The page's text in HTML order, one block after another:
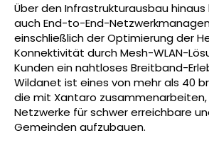
Über den Infrastrukturausbau
auch End-to-End-
einschließlich der Optimierung der
Konnektivität durch Mesh-WLAN-
Kunden ein nahtloses Breitband-
Wildanet ist eines von mehr als 40
die mit Xantaro
Netzwerke für schwer erreichbare
Gemeinden aufzubauen.